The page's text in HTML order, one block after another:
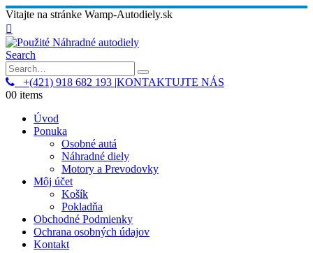
Vitajte na stránke Wamp-Autodiely.sk
Search
+(421) 918 682 193 |KONTAKTUJTE NÁS
00 items
Úvod
Ponuka
Osobné autá
Náhradné diely
Motory a Prevodovky
Môj účet
Košík
Pokladňa
Obchodné Podmienky
Ochrana osobných údajov
Kontakt